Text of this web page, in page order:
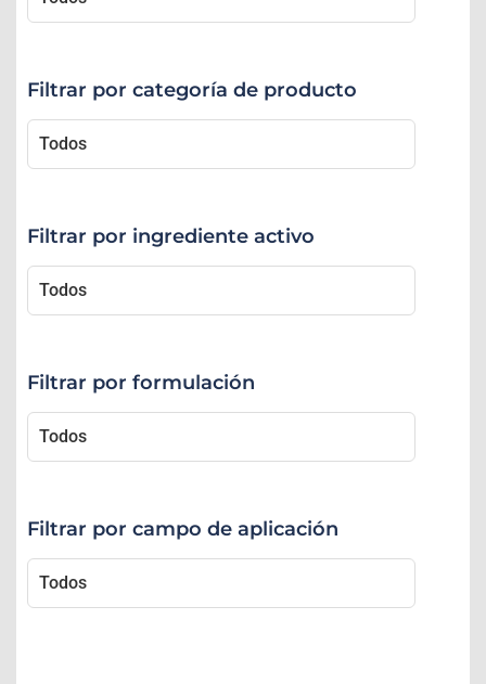
Filtrar por categoría de producto
Filtrar por ingrediente activo
Filtrar por formulación
Filtrar por campo de aplicación